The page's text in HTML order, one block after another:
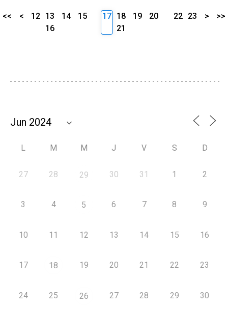
<< < 12 13 14
15
16
17 18 19
20
21
22 23 > >>
L M M J V S D
27 28 29 30 31 1 2
3 4 5 6 7 8 9
10 11 12 13 14 15 16
17 18 19 20 21 22 23
24 25 26 27 28 29 30